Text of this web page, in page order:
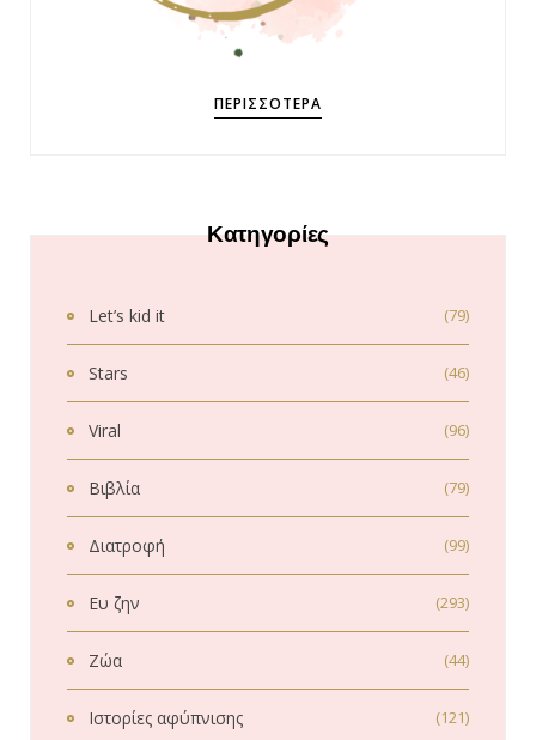
ΠΕΡΙΣΣΌΤΕΡΑ
Κατηγορίες
Let’s kid it (79)
Stars (46)
Viral (96)
Βιβλία (79)
Διατροφή (99)
Ευ ζην (293)
Ζώα (44)
Ιστορίες αφύπνισης (121)